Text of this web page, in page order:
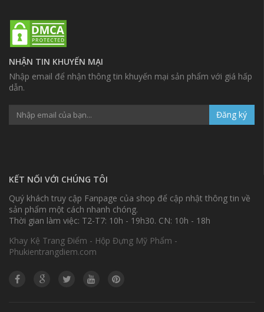
NHẬN TIN KHUYẾN MẠI
Nhập email để nhận thông tin khuyến mại sản phẩm với giá hấp
dẫn.
Đăng ký
KẾT NỐI VỚI CHÚNG TÔI
Quý khách truy cập Fanpage của shop để cập nhật thông tin về
sản phẩm một cách nhanh chóng.
Thời gian làm việc: T2-T7: 10h - 19h30. CN: 10h - 18h
Khay Kệ Trang Điểm - Hộp Đựng Mỹ Phẩm -
Phukientrangdiem.com